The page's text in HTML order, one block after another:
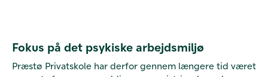
Fokus på det psykiske arbejdsmiljø
Præstø Privatskole har derfor gennem længere tid været